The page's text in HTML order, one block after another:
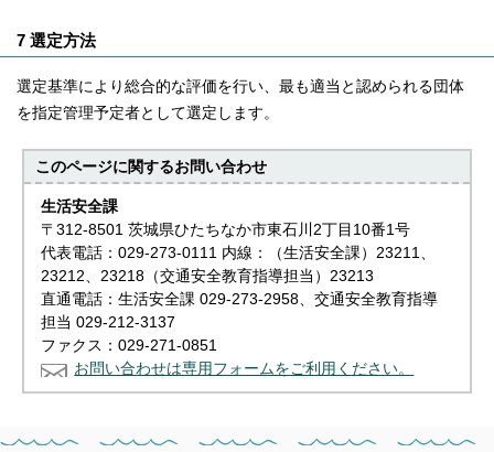
7 選定方法
選定基準により総合的な評価を行い、最も適当と認められる団体
を指定管理予定者として選定します。
このページに関するお問い合わせ
生活安全課
〒312-8501 茨城県ひたちなか市東石川2丁目10番1号
代表電話：029-273-0111 内線：（生活安全課）23211、
23212、23218（交通安全教育指導担当）23213
直通電話：生活安全課 029-273-2958、交通安全教育指導
担当 029-212-3137
ファクス：029-271-0851
お問い合わせは専用フォームをご利用ください。